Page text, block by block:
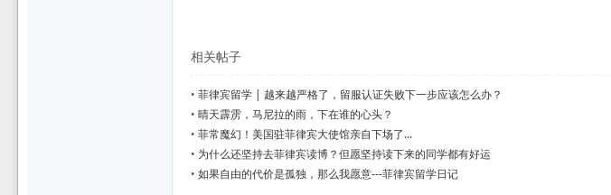
相关帖子
•菲律宾留学 | 越来越严格了，留服认证失败下一步应该怎么办？
•晴天霹雳，马尼拉的雨，下在谁的心头？
•菲常魔幻！美国驻菲律宾大使馆亲自下场了...
• 为什么还坚持去菲律宾读博？但愿坚持读下来的同学都有好运
•如果自由的代价是孤独，那么我愿意---菲律宾留学日记